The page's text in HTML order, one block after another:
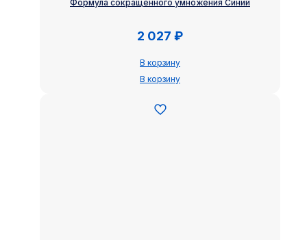
Формула сокращенного умножения Синий
2 027 ₽
В корзину
В корзину